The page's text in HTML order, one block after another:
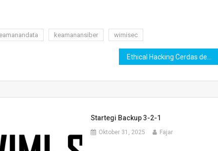
keamanansiber wimisec
Startegi Backup 3-2-1
Oktober 31, 2025 Fajar